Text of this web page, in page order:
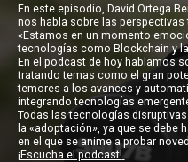
En este episodio, David Ortega
nos habla sobre las
«Estamos en un momento
tecnologías como Blockchain y la
En el podcast de hoy hablamos
tratando temas como el gran
temores a los avances y
integrando tecnologías
Todas las tecnologías
la «adoptación», ya que se debe
en el que se anime a probar
¡Escucha el podcast!